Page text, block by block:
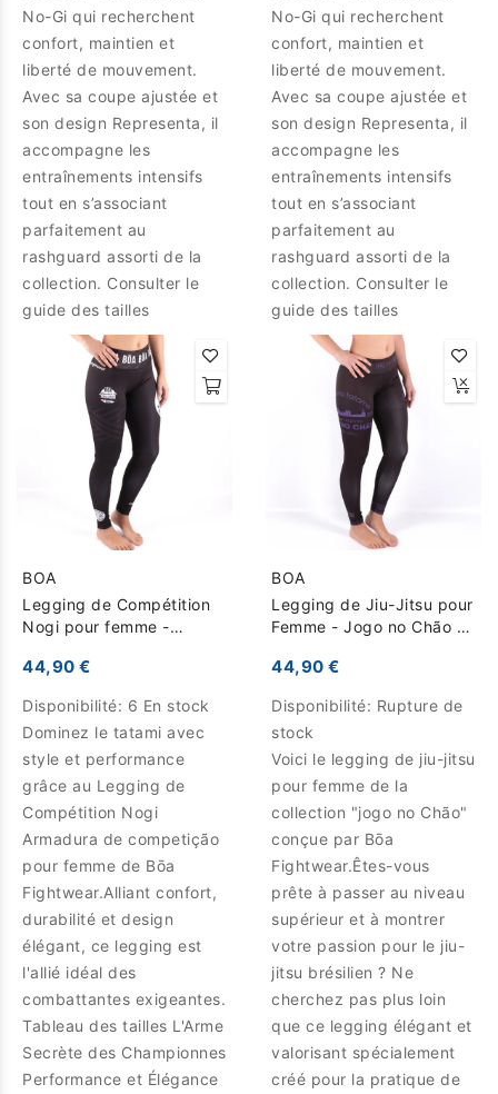
No-Gi qui recherchent
confort, maintien et
liberté de mouvement.
Avec sa coupe ajustée et
son design Representa, il
accompagne les
entraînements intensifs
tout en s’associant
parfaitement au
rashguard assorti de la
collection. Consulter le
guide des tailles
No-Gi qui recherchent
confort, maintien et
liberté de mouvement.
Avec sa coupe ajustée et
son design Representa, il
accompagne les
entraînements intensifs
tout en s’associant
parfaitement au
rashguard assorti de la
collection. Consulter le
guide des tailles
BOA
Legging de Compétition
Nogi pour femme -
- Noir
44,90 €
Disponibilité: 6 En stock
Dominez le tatami avec
style et performance
grâce au Legging de
Compétition Nogi
Armadura de competição
pour femme de Bōa
Fightwear.Alliant confort,
durabilité et design
élégant, ce legging est
l'allié idéal des
combattantes exigeantes.
Tableau des tailles L'Arme
Secrète des Championnes
Performance et Élégance
BOA
Legging de Jiu-Jitsu pour
Femme - Jogo no Chão -
44,90 €
Disponibilité: Rupture de
stock
Voici le legging de jiu-jitsu
pour femme de la
collection "jogo no Chão"
conçue par Bōa
Fightwear.Êtes-vous
prête à passer au niveau
supérieur et à montrer
votre passion pour le jiu-
jitsu brésilien ? Ne
cherchez pas plus loin
que ce legging élégant et
valorisant spécialement
créé pour la pratique de